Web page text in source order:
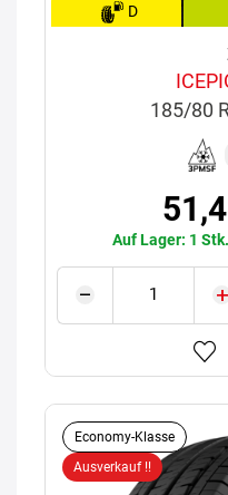
D
185/80
Auf Lager: 1
Economy-Klasse
Ausverkauf !!